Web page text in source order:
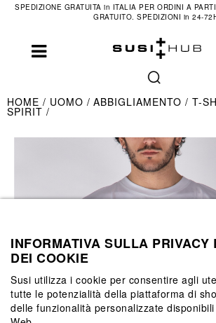
SPEDIZIONE GRATUITA in ITALIA PER ORDINI A
GRATUITO. SPEDIZIONI in 24-
HOME UOMO ABBIGLIAMENTO T-
SPIRIT
INFORMATIVA SULLA PRIVACY
DEI COOKIE
Susi utilizza i cookie per consentire agli
tutte le potenzialità della piattaforma di
delle funzionalità personalizzate